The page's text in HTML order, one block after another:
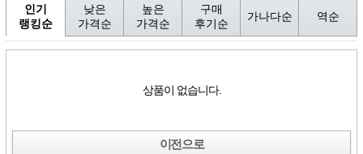
인기
랭킹순
낮은
가격순
높은
가격순
구매
후기순
가나다순 역순
상품이 없습니다.
이전으로